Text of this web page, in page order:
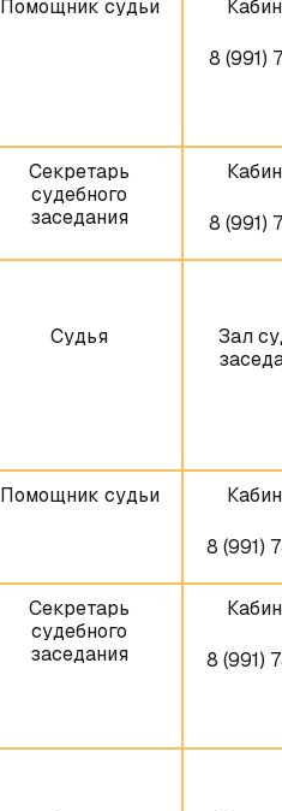
Помощник судьи
8 (991)
Секретарь
судебного
заседания
8 (991)
Судья
Зал
Помощник судьи
8 (991)
Секретарь
судебного
заседания
8 (991)